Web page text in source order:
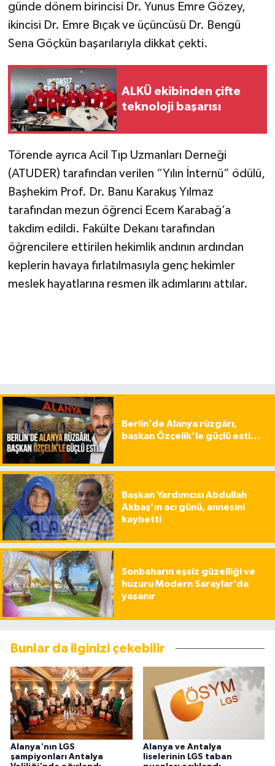
günde dönem birincisi Dr. Yunus Emre Gözey,
ikincisi Dr. Emre Bıçak ve üçüncüsü Dr. Bengü
Sena Göçkün başarılarıyla dikkat çekti.
ALKÜ ekibinden çifte
teknoloji başarısı
Törende ayrıca Acil Tıp Uzmanları Derneği
(ATUDER) tarafından verilen “Yılın İnternü” ödülü,
Başhekim Prof. Dr. Banu Karakuş Yılmaz
tarafından mezun öğrenci Ecem Karabağ’a
takdim edildi. Fakülte Dekanı tarafından
öğrencilere ettirilen hekimlik andının ardından
keplerin havaya fırlatılmasıyla genç hekimler
meslek hayatlarına resmen ilk adımlarını attılar.
Berlin’de Alanya rüzgârı,
başkan Özçelik’le güçlü esti…
Başkan Yardımcısı Abdullah
Akbaş’ın acı günü, annesini
kaybetti
Sonbaharın eşsiz güzelliği ve
huzuru Modern Saraylar’da
yaşanır
Bunlar da ilginizi çekebilir
Alanya'nın LGS
şampiyonları Antalya
Alanya ve Antalya
liselerinin LGS taban